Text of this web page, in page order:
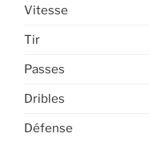
Vitesse
Tir
Passes
Dribles
Défense